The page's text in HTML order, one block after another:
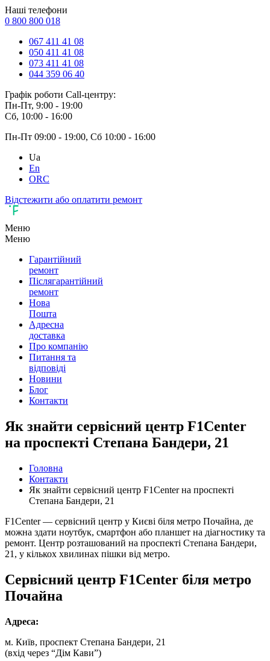
Наші телефони
0 800 800 018
067 411 41 08
050 411 41 08
073 411 41 08
044 359 06 40
Графік роботи Call-центру:
Пн-Пт, 9:00 - 19:00
Сб, 10:00 - 16:00
Пн-Пт 09:00 - 19:00, Сб 10:00 - 16:00
Ua
En
ORC
Відстежити або оплатити ремонт
Меню
Меню
Гарантійний
ремонт
Післягарантійний
ремонт
Нова
Пошта
Адресна
доставка
Про компанію
Питання та
відповіді
Новини
Блог
Контакти
Як знайти сервісний центр F1Center
на проспекті Степана Бандери, 21
Головна
Контакти
Як знайти сервісний центр F1Center на проспекті
Степана Бандери, 21
F1Center — сервісний центр у Києві біля метро Почайна, де
можна здати ноутбук, смартфон або планшет на діагностику та
ремонт. Центр розташований на проспекті Степана Бандери,
21, у кількох хвилинах пішки від метро.
Сервісний центр F1Center біля метро
Почайна
Адреса:
м. Київ, проспект Степана Бандери, 21
(вхід через “Дім Кави”)